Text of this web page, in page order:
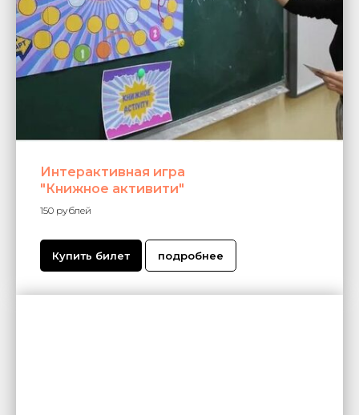
Интерактивная игра
"Книжное активити"
150 рублей
Купить билет подробнее